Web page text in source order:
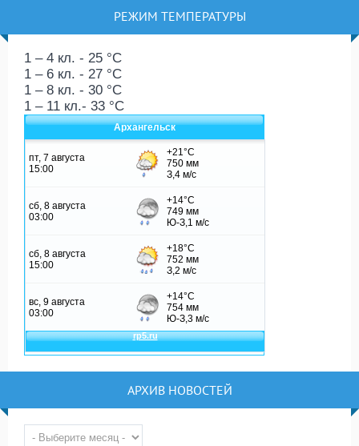
РЕЖИМ ТЕМПЕРАТУРЫ
1 – 4 кл. - 25 °C
1 – 6 кл. - 27 °C
1 – 8 кл. - 30 °C
1 – 11 кл.- 33 °C
Архангельск
АРХИВ НОВОСТЕЙ